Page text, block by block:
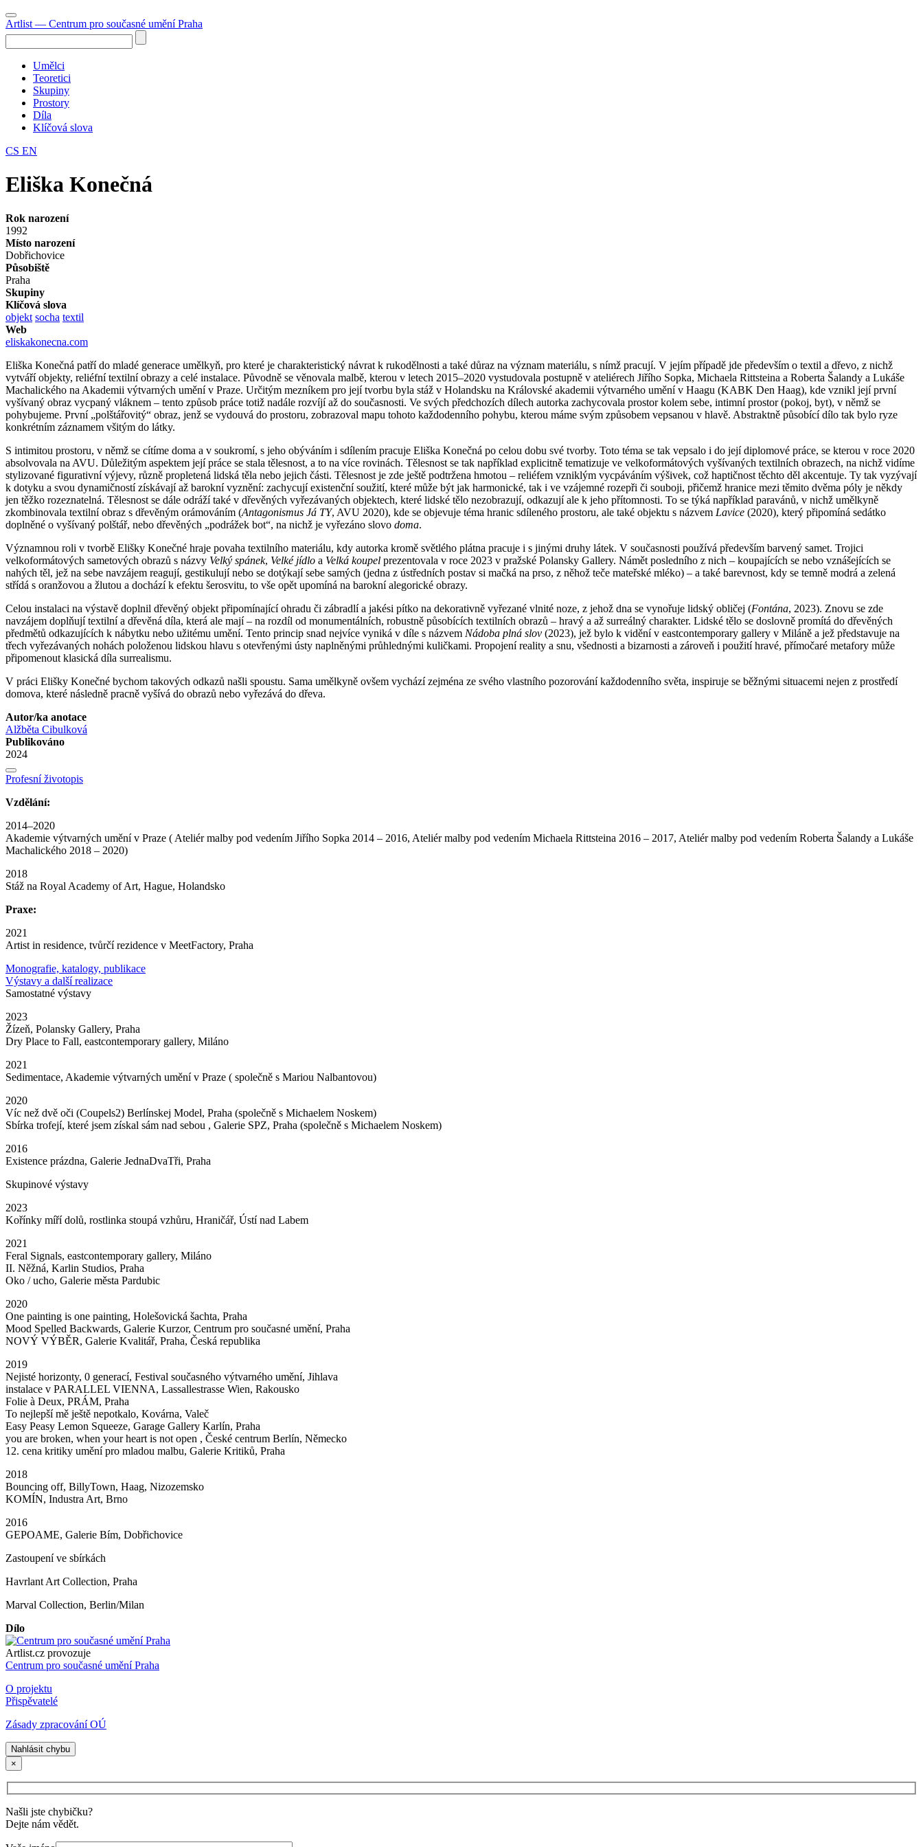
Artlist — Centrum pro současné umění Praha
Umělci
Teoretici
Skupiny
Prostory
Díla
Klíčová slova
CS EN
Eliška Konečná
Rok narození
1992
Místo narození
Dobřichovice
Působiště
Praha
Skupiny
Klíčová slova
objekt socha textil
Web
eliskakonecna.com
Eliška Konečná patří do mladé generace umělkyň, pro které je charakteristický návrat k rukodělnosti a také důraz na význam materiálu, s nímž pracují. V jejím případě jde především o textil a dřevo, z nichž
vytváří objekty, reliéfní textilní obrazy a celé instalace. Původně se věnovala malbě, kterou v letech 2015–2020 vystudovala postupně v ateliérech Jiřího Sopka, Michaela Rittsteina a Roberta Šalandy a Lukáše
Machalického na Akademii výtvarných umění v Praze. Určitým mezníkem pro její tvorbu byla stáž v Holandsku na Královské akademii výtvarného umění v Haagu (KABK Den Haag), kde vznikl její první
vyšívaný obraz vycpaný vláknem – tento způsob práce totiž nadále rozvíjí až do současnosti. Ve svých předchozích dílech autorka zachycovala prostor kolem sebe, intimní prostor (pokoj, byt), v němž se
pohybujeme. První „polštářovitý“ obraz, jenž se vydouvá do prostoru, zobrazoval mapu tohoto každodenního pohybu, kterou máme svým způsobem vepsanou v hlavě. Abstraktně působící dílo tak bylo ryze
konkrétním záznamem všitým do látky.
S intimitou prostoru, v němž se cítíme doma a v soukromí, s jeho obýváním i sdílením pracuje Eliška Konečná po celou dobu své tvorby. Toto téma se tak vepsalo i do její diplomové práce, se kterou v roce 2020
absolvovala na AVU. Důležitým aspektem její práce se stala tělesnost, a to na více rovinách. Tělesnost se tak například explicitně tematizuje ve velkoformátových vyšívaných textilních obrazech, na nichž vidíme
stylizované figurativní výjevy, různě propletená lidská těla nebo jejich části. Tělesnost je zde ještě podtržena hmotou – reliéfem vzniklým vycpáváním výšivek, což haptičnost těchto děl akcentuje. Ty tak vyzývají
k dotyku a svou dynamičností získávají až barokní vyznění: zachycují existenční soužití, které může být jak harmonické, tak i ve vzájemné rozepři či souboji, přičemž hranice mezi těmito dvěma póly je někdy
jen těžko rozeznatelná. Tělesnost se dále odráží také v dřevěných vyřezávaných objektech, které lidské tělo nezobrazují, odkazují ale k jeho přítomnosti. To se týká například paravánů, v nichž umělkyně
zkombinovala textilní obraz s dřevěným orámováním (Antagonismus Já TY, AVU 2020), kde se objevuje téma hranic sdíleného prostoru, ale také objektu s názvem Lavice (2020), který připomíná sedátko
doplněné o vyšívaný polštář, nebo dřevěných „podrážek bot“, na nichž je vyřezáno slovo doma.
Významnou roli v tvorbě Elišky Konečné hraje povaha textilního materiálu, kdy autorka kromě světlého plátna pracuje i s jinými druhy látek. V současnosti používá především barvený samet. Trojici
velkoformátových sametových obrazů s názvy Velký spánek, Velké jídlo a Velká koupel prezentovala v roce 2023 v pražské Polansky Gallery. Námět posledního z nich – koupajících se nebo vznášejících se
nahých těl, jež na sebe navzájem reagují, gestikulují nebo se dotýkají sebe samých (jedna z ústředních postav si mačká na prso, z něhož teče mateřské mléko) – a také barevnost, kdy se temně modrá a zelená
střídá s oranžovou a žlutou a dochází k efektu šerosvitu, to vše opět upomíná na barokní alegorické obrazy.
Celou instalaci na výstavě doplnil dřevěný objekt připomínající ohradu či zábradlí a jakési pítko na dekorativně vyřezané vlnité noze, z jehož dna se vynořuje lidský obličej (Fontána, 2023). Znovu se zde
navzájem doplňují textilní a dřevěná díla, která ale mají – na rozdíl od monumentálních, robustně působících textilních obrazů – hravý a až surreálný charakter. Lidské tělo se doslovně promítá do dřevěných
předmětů odkazujících k nábytku nebo užitému umění. Tento princip snad nejvíce vyniká v díle s názvem Nádoba plná slov (2023), jež bylo k vidění v eastcontemporary gallery v Miláně a jež představuje na
třech vyřezávaných nohách položenou lidskou hlavu s otevřenými ústy naplněnými průhlednými kuličkami. Propojení reality a snu, všednosti a bizarnosti a zároveň i použití hravé, přímočaré metafory může
připomenout klasická díla surrealismu.
V práci Elišky Konečné bychom takových odkazů našli spoustu. Sama umělkyně ovšem vychází zejména ze svého vlastního pozorování každodenního světa, inspiruje se běžnými situacemi nejen z prostředí
domova, které následně pracně vyšívá do obrazů nebo vyřezává do dřeva.
Autor/ka anotace
Alžběta Cibulková
Publikováno
2024
Profesní životopis
Vzdělání:
2014–2020
Akademie výtvarných umění v Praze ( Ateliér malby pod vedením Jiřího Sopka 2014 – 2016, Ateliér malby pod vedením Michaela Rittsteina 2016 – 2017, Ateliér malby pod vedením Roberta Šalandy a Lukáše
Machalického 2018 – 2020)
2018
Stáž na Royal Academy of Art, Hague, Holandsko
Praxe:
2021
Artist in residence, tvůrčí rezidence v MeetFactory, Praha
Monografie, katalogy, publikace
Výstavy a další realizace
Samostatné výstavy
2023
Žízeň, Polansky Gallery, Praha
Dry Place to Fall, eastcontemporary gallery, Miláno
2021
Sedimentace, Akademie výtvarných umění v Praze ( společně s Mariou Nalbantovou)
2020
Víc než dvě oči (Coupels2) Berlínskej Model, Praha (společně s Michaelem Noskem)
Sbírka trofejí, které jsem získal sám nad sebou , Galerie SPZ, Praha (společně s Michaelem Noskem)
2016
Existence prázdna, Galerie JednaDvaTři, Praha
Skupinové výstavy
2023
Kořínky míří dolů, rostlinka stoupá vzhůru, Hraničář, Ústí nad Labem
2021
Feral Signals, eastcontemporary gallery, Miláno
II. Něžná, Karlin Studios, Praha
Oko / ucho, Galerie města Pardubic
2020
One painting is one painting, Holešovická šachta, Praha
Mood Spelled Backwards, Galerie Kurzor, Centrum pro současné umění, Praha
NOVÝ VÝBĚR, Galerie Kvalitář, Praha, Česká republika
2019
Nejisté horizonty, 0 generací, Festival současného výtvarného umění, Jihlava
instalace v PARALLEL VIENNA, Lassallestrasse Wien, Rakousko
Folie à Deux, PRÁM, Praha
To nejlepší mě ještě nepotkalo, Kovárna, Valeč
Easy Peasy Lemon Squeeze, Garage Gallery Karlín, Praha
you are broken, when your heart is not open , České centrum Berlín, Německo
12. cena kritiky umění pro mladou malbu, Galerie Kritiků, Praha
2018
Bouncing off, BillyTown, Haag, Nizozemsko
KOMÍN, Industra Art, Brno
2016
GEPOAME, Galerie Bím, Dobřichovice
Zastoupení ve sbírkách
Havrlant Art Collection, Praha
Marval Collection, Berlin/Milan
Dílo
Artlist.cz provozuje
Centrum pro současné umění Praha
O projektu
Přispěvatelé
Zásady zpracování OÚ
Nahlásit chybu
×
Našli jste chybičku?
Dejte nám vědět.